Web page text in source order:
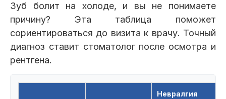
Зуб болит на холоде, и вы не понимаете
причину? Эта таблица поможет
сориентироваться до визита к врачу. Точный
диагноз ставит стоматолог после осмотра и
рентгена.
Невралгия